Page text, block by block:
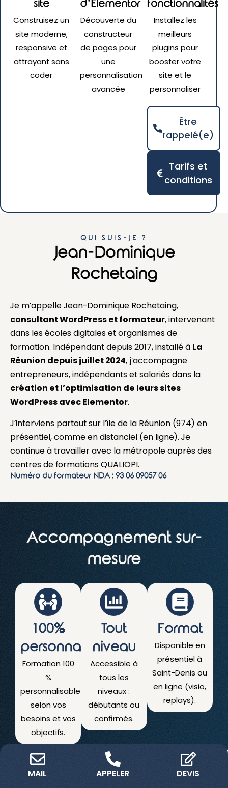
site
Construisez un
site moderne,
responsive et
attrayant sans
coder
d’Elementor
Découverte du
constructeur
de pages pour
une
personnalisation
avancée
fonctionnalités
Installez les
meilleurs
plugins pour
booster votre
site et le
personnaliser
Être
rappelé(e)
Tarifs et
conditions
QUI SUIS-JE ?
Jean-Dominique
Rochetaing
Je m’appelle Jean-Dominique Rochetaing,
consultant WordPress et formateur, intervenant
dans les écoles digitales et organismes de
formation. Indépendant depuis 2017, installé à La
Réunion depuis juillet 2024, j’accompagne
entrepreneurs, indépendants et salariés dans la
création et l’optimisation de leurs sites
WordPress avec Elementor.
J’interviens partout sur l’île de la Réunion (974) en
présentiel, comme en distanciel (en ligne). Je
continue à travailler avec la métropole auprès des
centres de formations QUALIOPI.
Numéro du formateur NDA : 93 06 09057 06
Accompagnement sur-
mesure
100%
personnalisé
Formation 100
%
personnalisable
selon vos
besoins et vos
objectifs.
Tout
niveau
Accessible à
tous les
niveaux :
débutants ou
confirmés.
Format
Disponible en
présentiel à
Saint-Denis ou
en ligne (visio,
replays).
Contenu
pratique et applicable
immédiatementà votre activité.
MAIL APPELER DEVIS